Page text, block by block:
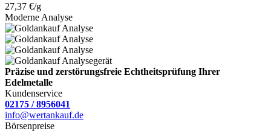
27,37 €/g
Moderne Analyse
Präzise und zerstörungsfreie Echtheitsprüfung Ihrer
Edelmetalle
Kundenservice
02175 / 8956041
info@wertankauf.de
Börsenpreise